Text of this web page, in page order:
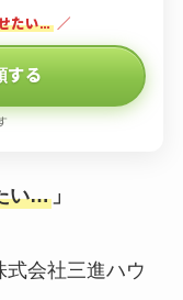
たい…／
する
い…」
会社三進ハウ